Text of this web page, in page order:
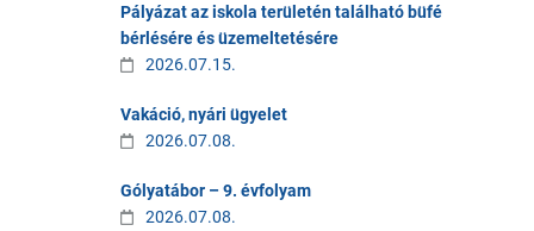
Pályázat az iskola területén található büfé
bérlésére és üzemeltetésére
2026.07.15.
Vakáció, nyári ügyelet
2026.07.08.
Gólyatábor – 9. évfolyam
2026.07.08.